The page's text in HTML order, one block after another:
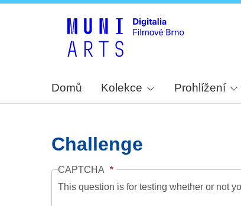
Domů Kolekce Prohlížení
Challenge
CAPTCHA
This question is for testing whether or not